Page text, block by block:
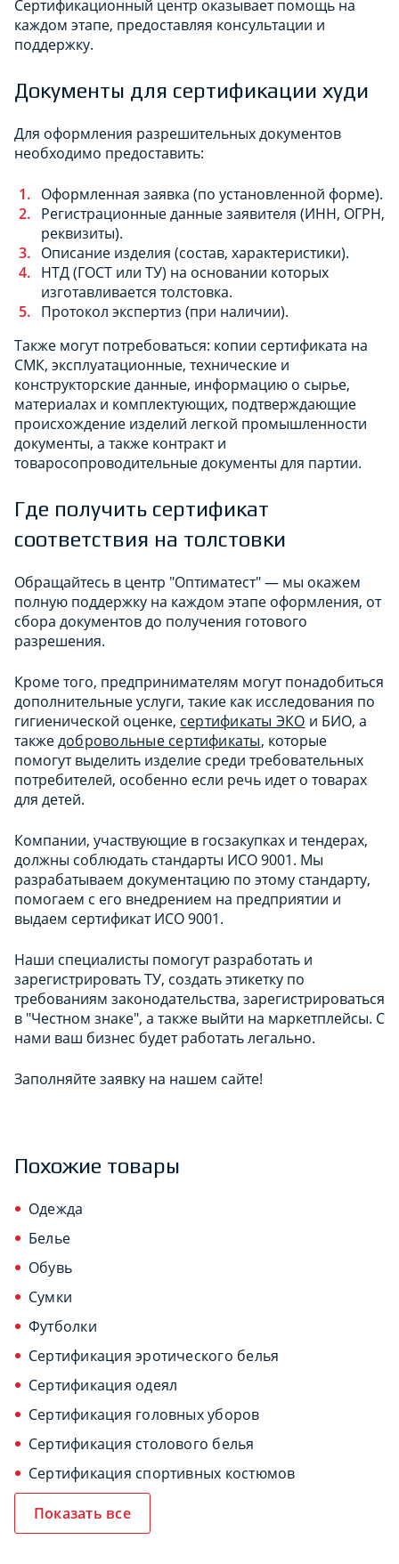
Сертификационный центр оказывает помощь на
каждом этапе, предоставляя консультации и
поддержку.
Документы для сертификации худи
Для оформления разрешительных документов
необходимо предоставить:
Оформленная заявка (по установленной форме).
Регистрационные данные заявителя (ИНН, ОГРН,
реквизиты).
Описание изделия (состав, характеристики).
НТД (ГОСТ или ТУ) на основании которых
изготавливается толстовка.
Протокол экспертиз (при наличии).
Также могут потребоваться: копии сертификата на
СМК, эксплуатационные, технические и
конструкторские данные, информацию о сырье,
материалах и комплектующих, подтверждающие
происхождение изделий легкой промышленности
документы, а также контракт и
товаросопроводительные документы для партии.
Где получить сертификат
соответствия на толстовки
Обращайтесь в центр "Оптиматест" — мы окажем
полную поддержку на каждом этапе оформления, от
сбора документов до получения готового
разрешения.
Кроме того, предпринимателям могут понадобиться
дополнительные услуги, такие как исследования по
гигиенической оценке, сертификаты ЭКО и БИО, а
такжедобровольные сертификаты, которые
помогут выделить изделие среди требовательных
потребителей, особенно если речь идет о товарах
для детей.
Компании, участвующие в госзакупках и тендерах,
должны соблюдать стандарты ИСО 9001. Мы
разрабатываем документацию по этому стандарту,
помогаем с его внедрением на предприятии и
выдаем сертификат ИСО 9001.
Наши специалисты помогут разработать и
зарегистрировать ТУ, создать этикетку по
требованиям законодательства, зарегистрироваться
в "Честном знаке", а также выйти на маркетплейсы. С
нами ваш бизнес будет работать легально.
Заполняйте заявку на нашем сайте!
Похожие товары
Одежда
Белье
Обувь
Сумки
Футболки
Сертификация эротического белья
Сертификация одеял
Сертификация головных уборов
Сертификация столового белья
Сертификация спортивных костюмов
Показать все